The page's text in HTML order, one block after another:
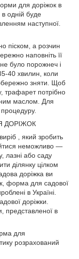
для доріжок в
одній буде
наступної.
піском, а розчин
наповніть її
було порожнеч і
40 хвилин, коли
зняти. Щоб
трафарет потрібно
маслом. Для
ДОРІЖОК
, який зробить
неможливо —
лазні або саду
ділянку цілком
доріжка ви
форма для садової
в Україні.
доріжки.
представленої в
для
розрахований